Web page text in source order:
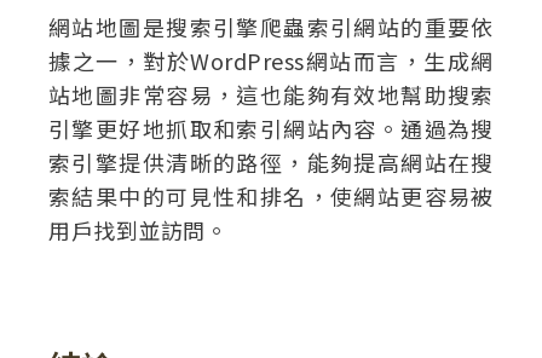
網站地圖是搜索引擎爬蟲索引網站的重要依
據之一，對於WordPress網站而言，生成網
站地圖非常容易，這也能夠有效地幫助搜索
引擎更好地抓取和索引網站內容。通過為搜
索引擎提供清晰的路徑，能夠提高網站在搜
索結果中的可見性和排名，使網站更容易被
用戶找到並訪問。